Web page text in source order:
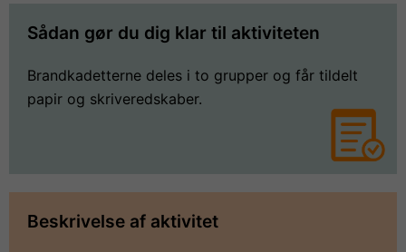
Sådan gør du dig klar til aktiviteten
Brandkadetterne deles i to grupper og får tildelt
papir og skriveredskaber.
Beskrivelse af aktivitet